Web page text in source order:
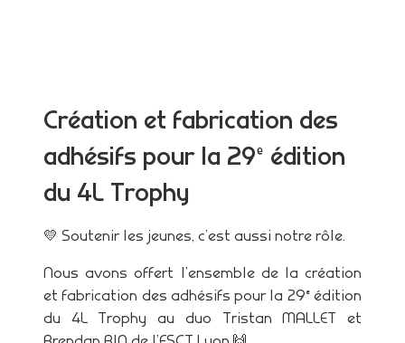
Création et fabrication des
adhésifs pour la 29ᵉ édition
du 4L Trophy
💛 Soutenir les jeunes, c’est aussi notre rôle.
Nous avons offert l’ensemble de la création
et fabrication des adhésifs pour la 29ᵉ édition
du 4L Trophy au duo Tristan MALLET et